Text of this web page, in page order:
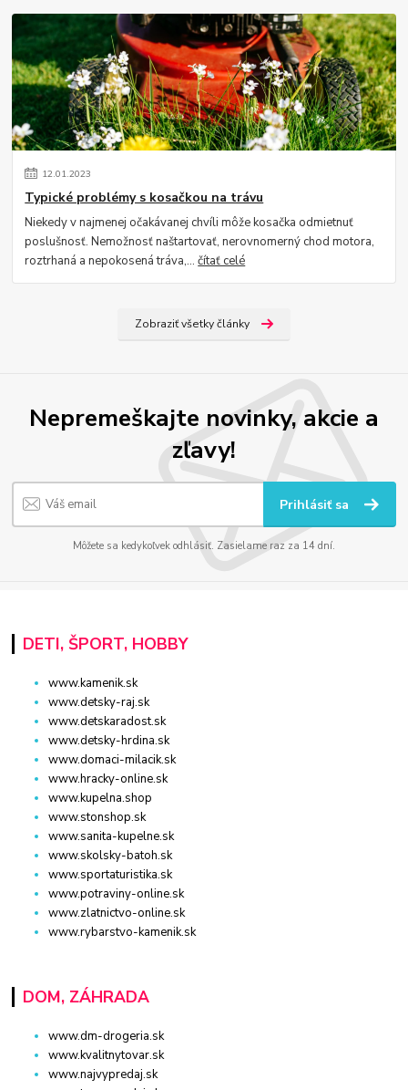
12.01.2023
Typické problémy s kosačkou na trávu
Niekedy v najmenej očakávanej chvíli môže kosačka odmietnuť
poslušnosť. Nemožnosť naštartovať, nerovnomerný chod motora,
roztrhaná a nepokosená tráva,...čítať celé
Zobraziť všetky články
Nepremeškajte novinky, akcie a
zľavy!
Prihlásiť sa
Môžete sa kedykoľvek odhlásiť. Zasielame raz za 14 dní.
DETI, ŠPORT, HOBBY
www.kamenik.sk
www.detsky-raj.sk
www.detskaradost.sk
www.detsky-hrdina.sk
www.domaci-milacik.sk
www.hracky-online.sk
www.kupelna.shop
www.stonshop.sk
www.sanita-kupelne.sk
www.skolsky-batoh.sk
www.sportaturistika.sk
www.potraviny-online.sk
www.zlatnictvo-online.sk
www.rybarstvo-kamenik.sk
DOM, ZÁHRADA
www.dm-drogeria.sk
www.kvalitnytovar.sk
www.najvypredaj.sk